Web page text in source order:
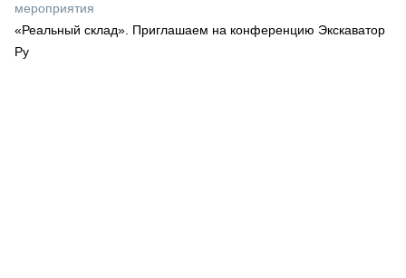
СПЕЦПРОЕКТЫ
мероприятия
«Реальный склад». Приглашаем на конференцию Экскаватор
Ру